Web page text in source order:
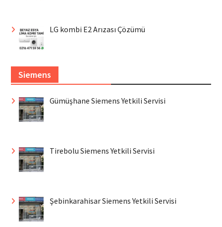
LG kombi E2 Arızası Çözümü
Siemens
Gümüşhane Siemens Yetkili Servisi
Tirebolu Siemens Yetkili Servisi
Şebinkarahisar Siemens Yetkili Servisi